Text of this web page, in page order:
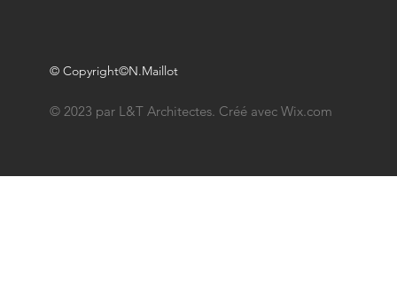
© Copyright©N.Maillot
© 2023 par L&T Architectes. Créé avec Wix.com